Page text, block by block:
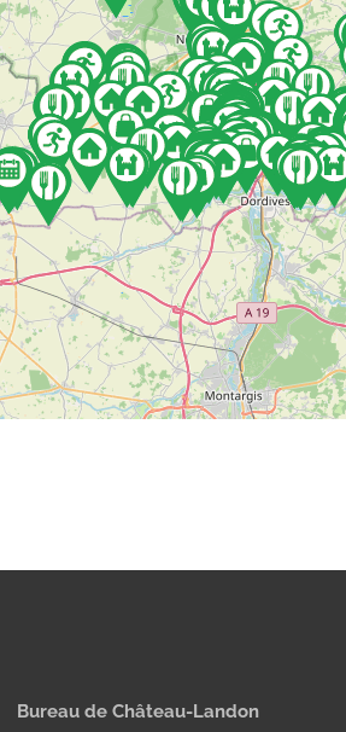
Bureau de Château-Landon